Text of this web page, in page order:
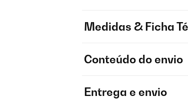
Medidas & Ficha
Conteúdo do envio
Entrega e envio